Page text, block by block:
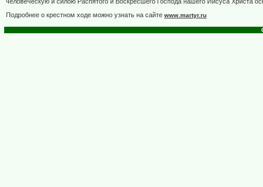
Подробнее о крестном ходе можно узнать на сайте www.martyr.ru